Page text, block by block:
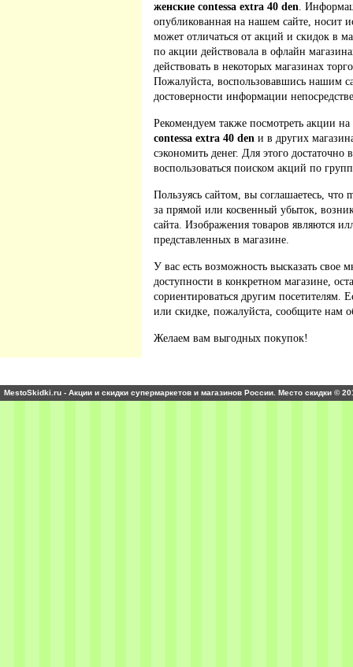
женские contessa extra 40 den.
опубликованная на нашем сайте, носит
может отличаться от акций и скидок в
по акции действовала в офлайн
действовать в некоторых магазинах
Пожалуйста, воспользовавшись нашим
достоверности информации
Рекомендуем также посмотреть акции
contessa extra 40 den и в других
сэкономить денег. Для этого
воспользоваться поиском акций по
Пользуясь сайтом, вы соглашаетесь, что
за прямой или косвенный убыток,
сайта. Изображения товаров являются
представленных в магазине.
У вас есть возможность высказать свое
доступности в конкретном магазине,
сориентироваться другим
или скидке, пожалуйста, сообщите нам
Желаем вам выгодных покупок!
MestoSkidki.ru - Акции и скидки супермаркетов и магазинов России. Место скидки ©